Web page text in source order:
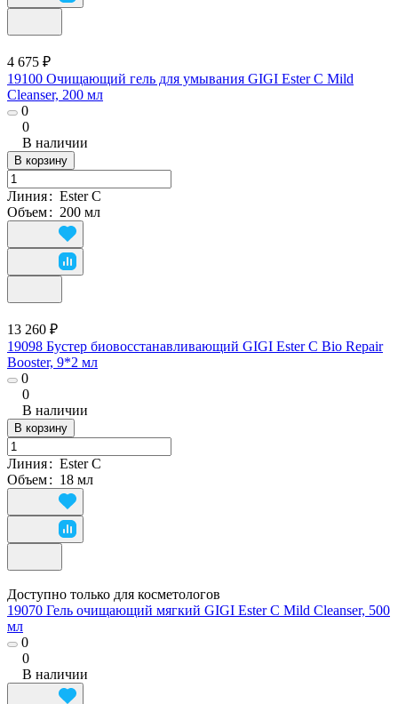
4 675 ₽
19100 Очищающий гель для умывания GIGI Ester C Mild
Cleanser, 200 мл
0
0
В наличии
В корзину
Линия: Ester C
Объем: 200 мл
13 260 ₽
19098 Бустер биовосстанавливающий GIGI Ester C Bio Repair
Booster, 9*2 мл
0
0
В наличии
В корзину
Линия: Ester C
Объем: 18 мл
Доступно только для косметологов
19070 Гель очищающий мягкий GIGI Ester C Mild Cleanser, 500
мл
0
0
В наличии